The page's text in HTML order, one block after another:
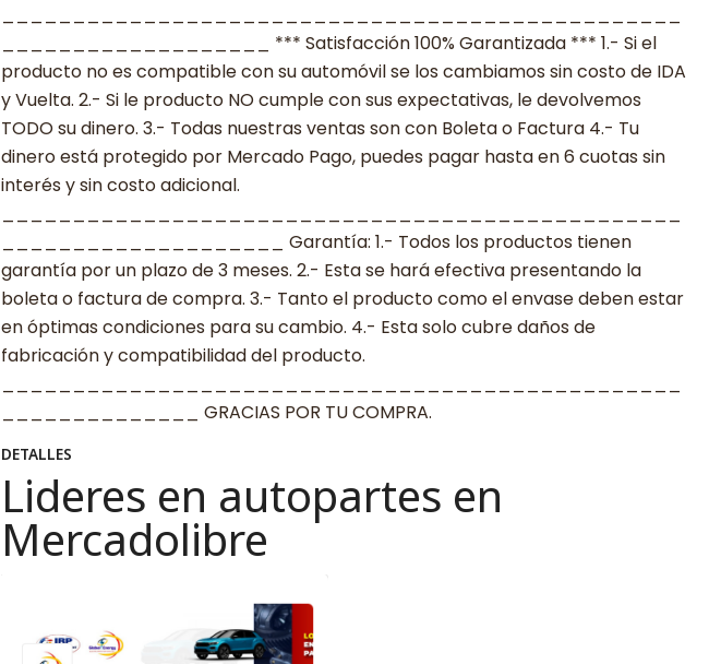
___________________ *** Satisfacción 100% Garantizada *** 1.- Si el
producto no es compatible con su automóvil se los cambiamos sin costo de IDA
y Vuelta. 2.- Si le producto NO cumple con sus expectativas, le devolvemos
TODO su dinero. 3.- Todas nuestras ventas son con Boleta o Factura 4.- Tu
dinero está protegido por Mercado Pago, puedes pagar hasta en 6 cuotas sin
interés y sin costo adicional.
____________________ Garantía: 1.- Todos los productos tienen
garantía por un plazo de 3 meses. 2.- Esta se hará efectiva presentando la
boleta o factura de compra. 3.- Tanto el producto como el envase deben estar
en óptimas condiciones para su cambio. 4.- Esta solo cubre daños de
fabricación y compatibilidad del producto.
______________ GRACIAS POR TU COMPRA.
DETALLES
Lideres en autopartes en
Mercadolibre